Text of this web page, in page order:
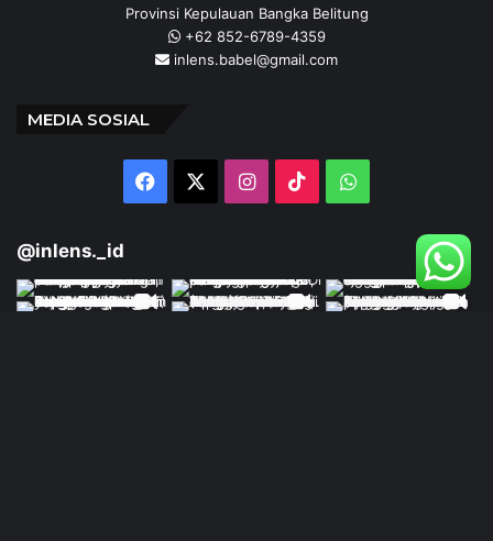
Provinsi Kepulauan Bangka Belitung
+62 852-6789-4359
inlens.babel@gmail.com
MEDIA SOSIAL
Facebook Instagram
TikTokWhatsApp
@inlens._id